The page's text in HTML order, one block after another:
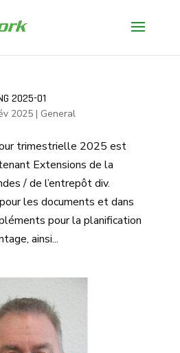
2025-01
2025| General
trimestrielle 2025 est
Extensions de la
/ de l’entrepôt div.
les documents et dans
pour la planification
ainsi...